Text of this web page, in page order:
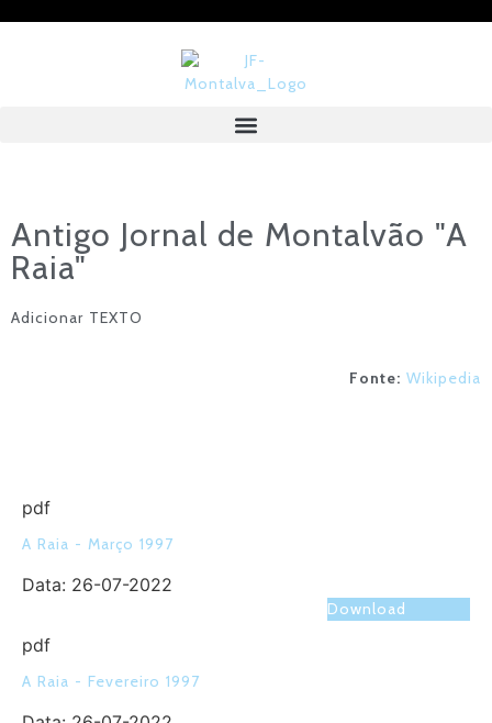
Antigo Jornal de Montalvão "A
Raia"
Adicionar TEXTO
Fonte: Wikipedia
pdf
A Raia - Março 1997
Data: 26-07-2022
Download
pdf
A Raia - Fevereiro 1997